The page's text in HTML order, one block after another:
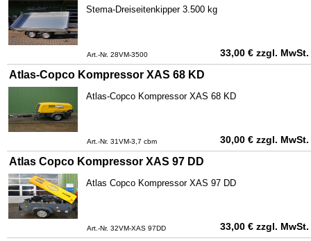
Stema-Dreiseitenkipper 3.500 kg
Art.-Nr. 28VM-3500 33,00 € zzgl. MwSt.
Atlas-Copco Kompressor XAS 68 KD
Atlas-Copco Kompressor XAS 68 KD
Art.-Nr. 31VM-3,7 cbm 30,00 € zzgl. MwSt.
Atlas Copco Kompressor XAS 97 DD
Atlas Copco Kompressor XAS 97 DD
Art.-Nr. 32VM-XAS 97DD 33,00 € zzgl. MwSt.